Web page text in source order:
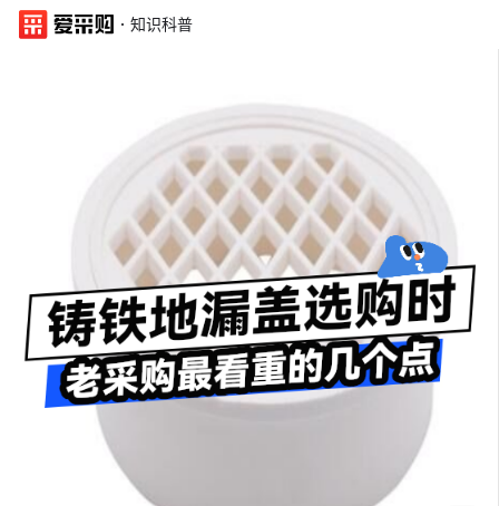
· 知识科普